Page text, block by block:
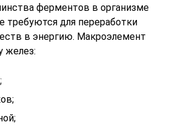
ферментов в организме
требуются для переработки
в энергию. Макроэлемент
желез: